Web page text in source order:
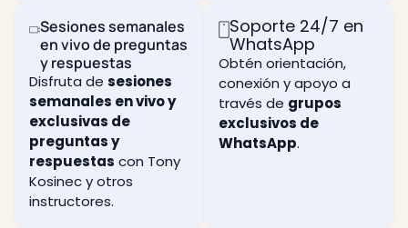
características
de dos
caminos
fundamentales
para
alcanzar
ese
objetivo.
La
razón
del
sufrimiento
completamente
controlado
en
todos
los
aspectos
aún
crees
espiritual
según
cómo
se
utilice
Aprende
qué es
la “Luz
esencial
en tu
espiritual,
ya que
contiene
la clave
Sesiones semanales
en vivo de preguntas
y respuestas
Disfruta de sesiones
semanales en vivo y
exclusivas de
preguntas y
respuestas con Tony
Kosinec y otros
instructores.
Soporte 24/7 en
WhatsApp
Obtén orientación,
conexión y apoyo a
través de grupos
exclusivos de
WhatsApp.